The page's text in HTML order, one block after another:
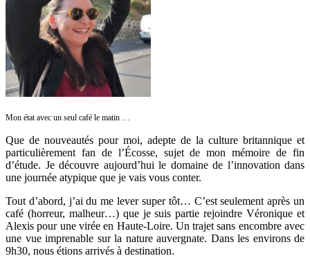
Mon état avec un seul café le matin …
Que de nouveautés pour moi, adepte de la culture britannique et
particulièrement fan de l’Écosse, sujet de mon mémoire de fin
d’étude. Je découvre aujourd’hui le domaine de l’innovation dans
une journée atypique que je vais vous conter.
Tout d’abord, j’ai du me lever super tôt… C’est seulement après un
café (horreur, malheur…) que je suis partie rejoindre Véronique et
Alexis pour une virée en Haute-Loire. Un trajet sans encombre avec
une vue imprenable sur la nature auvergnate. Dans les environs de
9h30, nous étions arrivés à destination.